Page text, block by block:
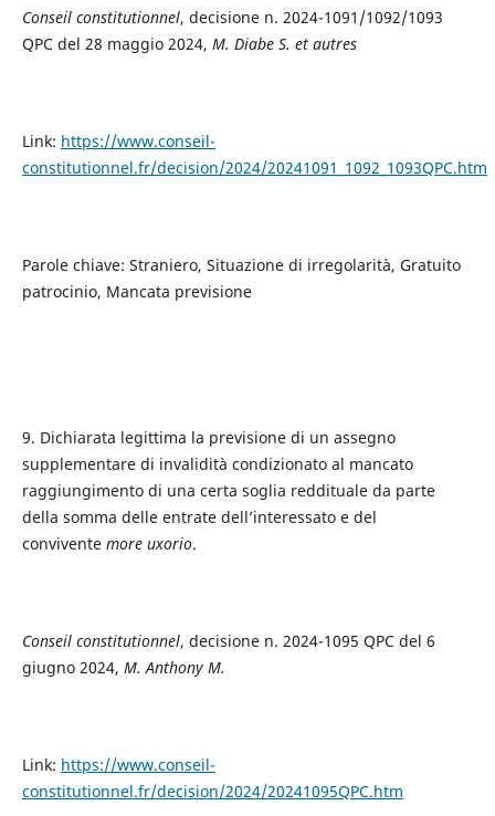
Conseil constitutionnel, decisione n. 2024-1091/1092/1093
QPC del 28 maggio 2024, M. Diabe S. et autres
Link: https://www.conseil-
constitutionnel.fr/decision/2024/20241091_1092_1093QPC.htm
Parole chiave: Straniero, Situazione di irregolarità, Gratuito
patrocinio, Mancata previsione
9. Dichiarata legittima la previsione di un assegno
supplementare di invalidità condizionato al mancato
raggiungimento di una certa soglia reddituale da parte
della somma delle entrate dell’interessato e del
convivente more uxorio.
Conseil constitutionnel, decisione n. 2024-1095 QPC del 6
giugno 2024, M. Anthony M.
Link: https://www.conseil-
constitutionnel.fr/decision/2024/20241095QPC.htm